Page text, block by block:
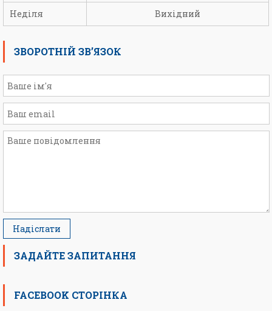
Неділя Вихідний
ЗВОРОТНІЙ ЗВ’ЯЗОК
ЗАДАЙТЕ ЗАПИТАННЯ
FACEBOOK СТОРІНКА